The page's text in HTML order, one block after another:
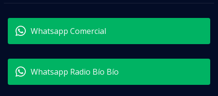
Whatsapp Comercial
Whatsapp Radio Bío Bío